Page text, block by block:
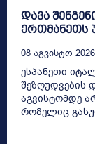
დავა
ერთმანეთს
08 Აგვისტო
ესპანეთი
შეზღუდვების
აგვისტომდე
რომელიც